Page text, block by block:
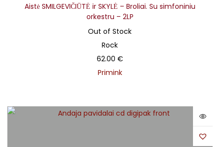
Aistė SMILGEVIČIŪTĖ ir SKYLĖ – Broliai. Su simfoniniu
orkestru – 2LP
Out of Stock
Rock
62.00 €
Primink